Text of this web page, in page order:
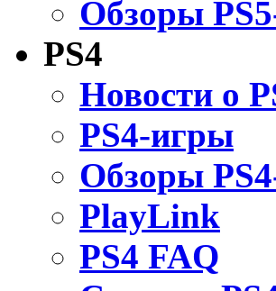
Обзоры
PS4
Новости о
PS4-игры
Обзоры
PlayLink
PS4 FAQ